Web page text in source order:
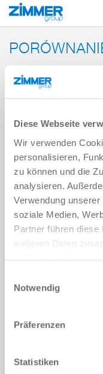
Diese Webseite
Wir verwenden
personalisieren,
zu können und die
analysieren.
Verwendung
soziale Medien,
Partner führen
weiteren Daten
Notwendig
Präferenzen
Statistiken
Start Produkty
PRZEGLĄD
Nasze porównanie
Porównaj swoje
podjęcia właściwej
Poznaj i porównuj